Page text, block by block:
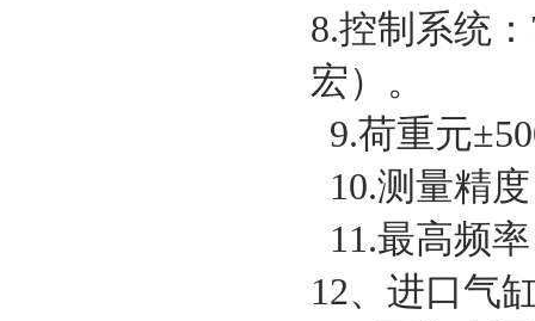
8.控制系统
宏）。
9.荷重元
10.测量精
11.最高频
12、进口气